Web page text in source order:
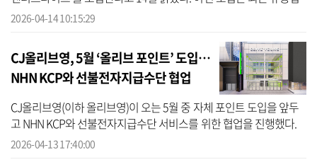
계의 핵심 경쟁력으로 부상한 데이터 기반 의사결정과 개인화 서비스
2026-04-14 10:15:29
CJ올리브영, 5월 ‘올리브 포인트’ 도입…
NHN KCP와 선불전자지급수단 협업
CJ올리브영(이하 올리브영)이 오는 5월 중 자체 포인트 도입을 앞두
고 NHN KCP와 선불전자지급수단 서비스를 위한 협업을 진행했다.
13일 올리브영에 따르면 해당 기업은 오는 5월 11일부터 개정된 이용
2026-04-13 17:40:00